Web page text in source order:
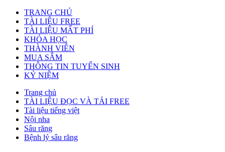
TRANG CHỦ
TÀI LIỆU FREE
TÀI LIỆU MẤT PHÍ
KHÓA HỌC
THÀNH VIÊN
MUA SẮM
THÔNG TIN TUYỂN SINH
KỶ NIỆM
Trang chủ
TÀI LIỆU ĐỌC VÀ TẢI FREE
Tài liệu tiếng việt
Nội nha
Sâu răng
Bệnh lý sâu răng